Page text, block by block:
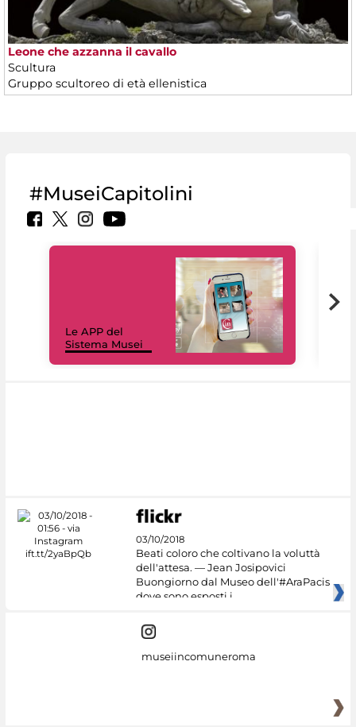
Leone che azzanna il cavallo
Scultura
Gruppo scultoreo di età ellenistica
#MuseiCapitolini
Le APP del
Sistema Musei
03/10/2018
Beati coloro che coltivano la voluttà
dell'attesa. — Jean Josipovici
Buongiorno dal Museo dell'#AraPacis
dove sono esposti i
museiincomuneroma